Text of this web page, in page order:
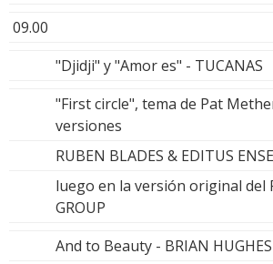
09.00
"Djidji" y "Amor es" - TUCANAS
"First circle", tema de Pat
versiones
RUBEN BLADES & EDITUS
luego en la versión original del
GROUP
And to Beauty - BRIAN HUGHES